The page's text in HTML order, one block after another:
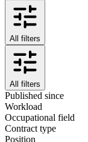
All filters
All filters
Published since
Workload
Occupational field
Contract type
Position